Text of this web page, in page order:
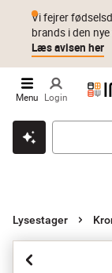
Klik & hent Byt
Vi fejrer
brands i den
Læs avisen her
Menu Login
Lysestager